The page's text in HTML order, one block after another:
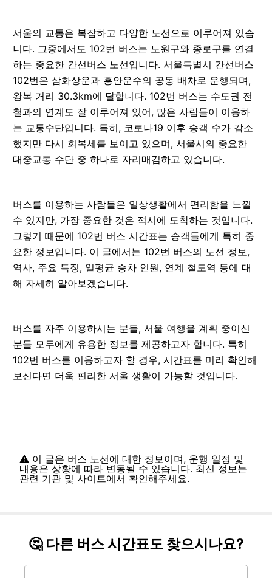
서울의 교통은 복잡하고 다양한 노선으로 이루어져 있습
니다. 그중에서도 102번 버스는 노원구와 종로구를 연결
하는 중요한 간선버스 노선입니다. 서울특별시 간선버스
102번은 삼화상운과 흥안운수의 공동 배차로 운행되며,
왕복 거리 30.3km에 달합니다. 102번 버스는 수도권 전
철과의 연계도 잘 이루어져 있어, 많은 사람들이 이용하
는 교통수단입니다. 특히, 코로나19 이후 승객 수가 감소
했지만 다시 회복세를 보이고 있으며, 서울시의 중요한
대중교통 수단 중 하나로 자리매김하고 있습니다.
버스를 이용하는 사람들은 일상생활에서 편리함을 느낄
수 있지만, 가장 중요한 것은 적시에 도착하는 것입니다.
그렇기 때문에 102번 버스 시간표는 승객들에게 특히 중
요한 정보입니다. 이 글에서는 102번 버스의 노선 정보,
역사, 주요 특징, 일평균 승차 인원, 연계 철도역 등에 대
해 자세히 알아보겠습니다.
버스를 자주 이용하시는 분들, 서울 여행을 계획 중이신
분들 모두에게 유용한 정보를 제공하고자 합니다. 특히
102번 버스를 이용하고자 할 경우, 시간표를 미리 확인해
보신다면 더욱 편리한 서울 생활이 가능할 것입니다.
⚠️ 이 글은 버스 노선에 대한 정보이며, 운행 일정 및
내용은 상황에 따라 변동될 수 있습니다. 최신 정보는
관련 기관 및 사이트에서 확인해주세요.
🤔 다른 버스 시간표도 찾으시나요?